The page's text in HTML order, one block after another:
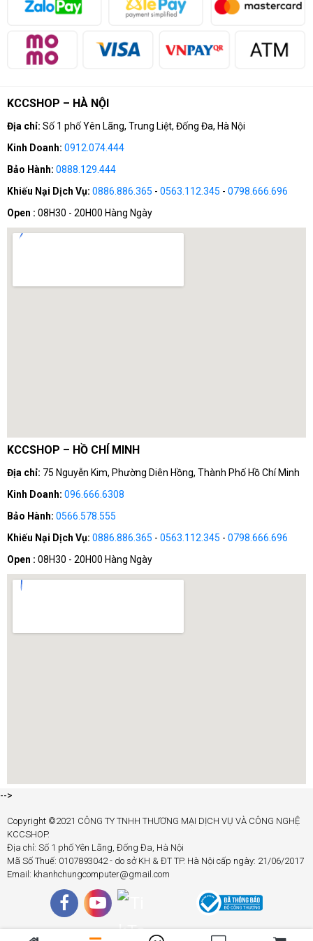
Email: khanhchungcomputer@gmail.com
KCCSHOP – HÀ NỘI
Địa chỉ: Số 1 phố Yên Lãng, Trung Liệt, Đống Đa, Hà Nội
Kinh Doanh: 0912.074.444
Bảo Hành: 0888.129.444
Khiếu Nại Dịch Vụ: 0886.886.365 - 0563.112.345 - 0798.666.696
Open : 08H30 - 20H00 Hàng Ngày
KCCSHOP – HỒ CHÍ MINH
Địa chỉ: 75 Nguyễn Kim, Phường Diên Hồng, Thành Phố Hồ Chí Minh
Kinh Doanh: 096.666.6308
Bảo Hành: 0566.578.555
Khiếu Nại Dịch Vụ: 0886.886.365 - 0563.112.345 - 0798.666.696
Open : 08H30 - 20H00 Hàng Ngày
-->
Copyright ©2021 CÔNG TY TNHH THƯƠNG MẠI DỊCH VỤ VÀ CÔNG NGHỆ
KCCSHOP.
Địa chỉ: Số 1 phố Yên Lãng, Đống Đa, Hà Nội
Mã Số Thuế: 0107893042 - do sở KH & ĐT TP. Hà Nội cấp ngày: 21/06/2017
Email: khanhchungcomputer@gmail.com